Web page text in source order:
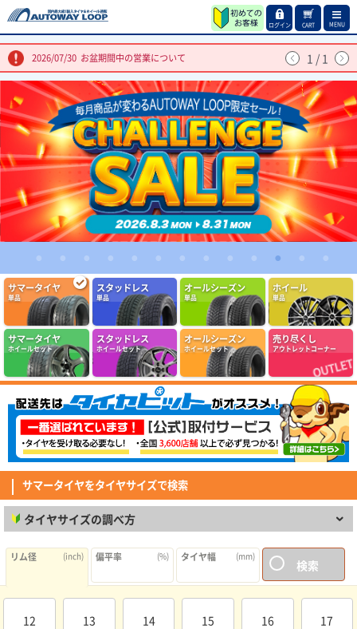
ログイン CART MENU
2026/07/30 お盆期間中の営業について 1 / 1
11
サマータイヤ
単品
スタッドレス
単品
オールシーズン
単品
ホイール
単品
サマータイヤ
ホイールセット
スタッドレス
ホイールセット
オールシーズン
ホイールセット
売り尽くし
アウトレットコーナー
サマータイヤをタイヤサイズで検索
タイヤサイズの調べ方
リム径 (inch) 偏平率 (%) タイヤ幅 (mm)
検索
12 13 14 15 16 17
(4.86点)qol0309さん
ARMSTRONG BLU-TRAC HP 205/55R16 94W XL
問題なし定期交換しましょう
(4.86点)ike*******さん
MINERVA F205 215/45R17.Z 91Y XL
価格以上の性能を感じられるコスパ抜群のタイヤでした。グリップ・静粛性
ともに想像以上で、街乗りでは安心して走れます。 但し、燃費に関しては
若干心配はしていますが、この値段ではと割り切り、これから様子をみてい
きます。
(5.00点)pek*******さん
RADAR Dimax R8+ 275/40R19.Z 105Y XL
とても良く助かって居ます。ありがとう御座いました。
(5.00点)sig*******さん
MINERVA 209 165/60R15 81T XL
(4.29点)mav*******さん
GOODYEAR EfficientGrip Comfort 215/45R18 93W XL
純正タイヤからの取り替え。静寂性、グリップ、乗り心地など問題なく満足